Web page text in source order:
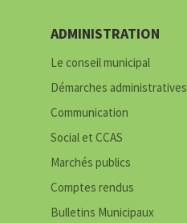
ADMINISTRATION
Le conseil municipal
Démarches administratives
Communication
Social et CCAS
Marchés publics
Comptes rendus
Bulletins Municipaux